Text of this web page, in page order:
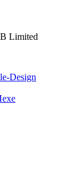
Limited
Design